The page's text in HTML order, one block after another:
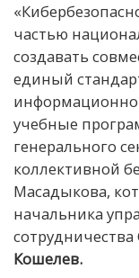
частью
создавать
единый
учебные
генерального
коллективной
Масадыкова,
начальника
Кошелев.